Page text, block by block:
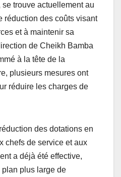
trouve actuellement au
réduction des coûts visant
et à maintenir sa
de Cheikh Bamba
à la tête de la
plusieurs mesures ont
réduire les charges de
des dotations en
chefs de service et aux
a déjà été effective,
plan plus large de